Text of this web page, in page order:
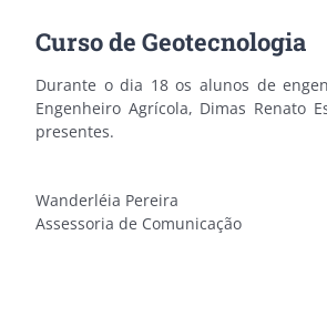
Curso de Geotecnologia
Durante o dia 18 os alunos de
Engenheiro Agrícola, Dimas Renato
presentes.
Wanderléia Pereira
Assessoria de Comunicação